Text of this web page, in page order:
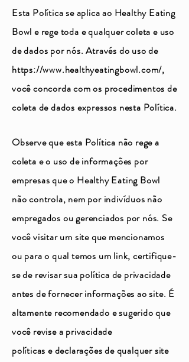
Esta Política se aplica ao Healthy Eating
Bowl e rege toda e qualquer coleta e uso
de dados por nós. Através do uso de
https://www.healthyeatingbowl.com/,
você concorda com os procedimentos de
coleta de dados expressos nesta Política.
Observe que esta Política não rege a
coleta e o uso de informações por
empresas que o Healthy Eating Bowl
não controla, nem por indivíduos não
empregados ou gerenciados por nós. Se
você visitar um site que mencionamos
ou para o qual temos um link, certifique-
se de revisar sua política de privacidade
antes de fornecer informações ao site. É
altamente recomendado e sugerido que
você revise a privacidade
políticas e declarações de qualquer site